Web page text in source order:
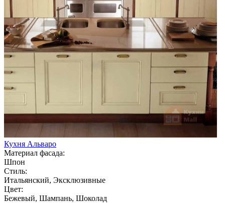
Кухня Альваро
Материал фасада:
Шпон
Стиль:
Итальянский, Эксклюзивные
Цвет:
Бежевый, Шампань, Шоколад